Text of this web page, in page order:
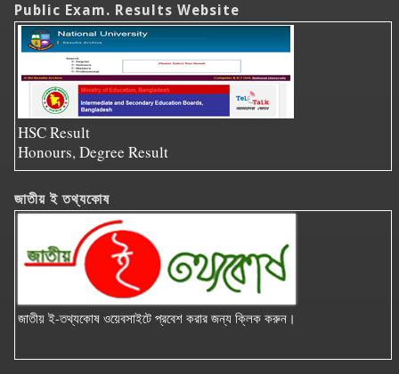
Public Exam. Results Website
HSC Result
Honours, Degree Result
জাতীয় ই তথ্যকোষ
জাতীয় ই-তথ্যকোষ ওয়েবসাইটে প্রবেশ করার জন্য ক্লিক করুন।